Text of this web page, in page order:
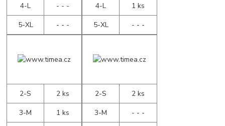
4-L
- - -
5-XL
- - -
4-L
1 ks
5-XL
- - -
2-S
2 ks
3-M
1 ks
2-S
2 ks
3-M
- - -